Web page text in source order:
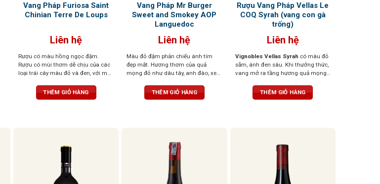
Vang Pháp Furiosa Saint
Chinian Terre De Loups
Liên hệ
Rượu có màu hồng ngọc đậm.
Rượu có mùi thơm dễ chịu của các
loại trái cây màu đỏ và đen, với một
nhàng. Vòm miệng được tráng rất
cân đối và thể hiện rất nhiều sự tinh
THÊM GIỎ HÀNG
Vang Pháp Mr Burger
Sweet and Smokey AOP
Languedoc
Liên hệ
Màu đỏ đậm phản chiếu ánh tím
đẹp mắt. Hương thơm của quả
mọng đỏ như dâu tây, anh đào, xen
hương, tuyết tùng tạo nên một tầng
hương phức hợp, gợi cảm và sống
THÊM GIỎ HÀNG
Rượu Vang Pháp Vellas Le
COQ Syrah (vang con gà
trống)
Liên hệ
Vignobles Vellas Syrah có màu đỏ
sẫm, ánh đen sâu. Khi thưởng thức,
vang mở ra tầng hương quả mọng
xen lẫn hương gia vị nhẹ, tiêu đen,
thảo mộc và chút vị khói ấm áp.
THÊM GIỎ HÀNG